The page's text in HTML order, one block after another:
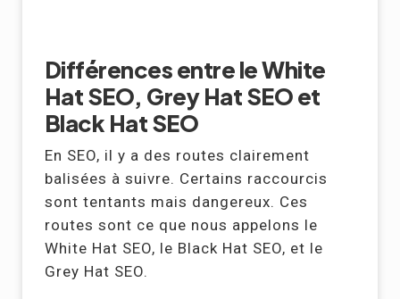
Différences entre le White
Hat SEO, Grey Hat SEO et
Black Hat SEO
En SEO, il y a des routes clairement
balisées à suivre. Certains raccourcis
sont tentants mais dangereux. Ces
routes sont ce que nous appelons le
White Hat SEO, le Black Hat SEO, et le
Grey Hat SEO.